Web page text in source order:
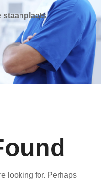
staanplaats
looking for. Perhaps